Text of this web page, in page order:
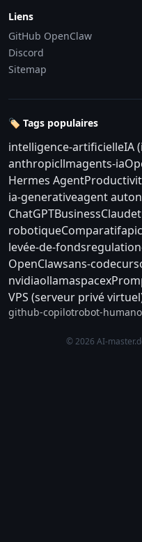
Liens
GitHub OpenClaw
Discord
Sitemap
🏷️ Tags populaires
intelligence-artificielleIA
anthropicllmagents-ia
Hermes Agent
ia-generativeagent
ChatGPTBusinessClaude
robotiqueComparatifapi
levée-de-fonds
OpenClawsans-code
nvidiaollamaspacex
VPS (serveur privé
github-copilotrobot-
© 2026 AI-